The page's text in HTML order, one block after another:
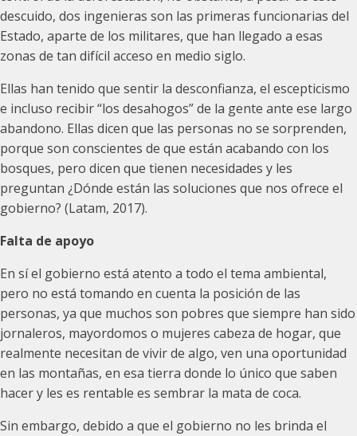
descuido, dos ingenieras son las primeras funcionarias del
Estado, aparte de los militares, que han llegado a esas
zonas de tan difícil acceso en medio siglo.
Ellas han tenido que sentir la desconfianza, el escepticismo
e incluso recibir “los desahogos” de la gente ante ese largo
abandono. Ellas dicen que las personas no se sorprenden,
porque son conscientes de que están acabando con los
bosques, pero dicen que tienen necesidades y les
preguntan ¿Dónde están las soluciones que nos ofrece el
gobierno? (Latam, 2017).
Falta de apoyo
En sí el gobierno está atento a todo el tema ambiental,
pero no está tomando en cuenta la posición de las
personas, ya que muchos son pobres que siempre han sido
jornaleros, mayordomos o mujeres cabeza de hogar, que
realmente necesitan de vivir de algo, ven una oportunidad
en las montañas, en esa tierra donde lo único que saben
hacer y les es rentable es sembrar la mata de coca.
Sin embargo, debido a que el gobierno no les brinda el